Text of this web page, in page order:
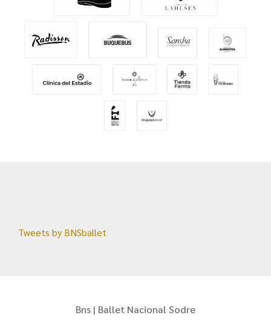
Tweets by BNSballet
Bns | Ballet Nacional Sodre